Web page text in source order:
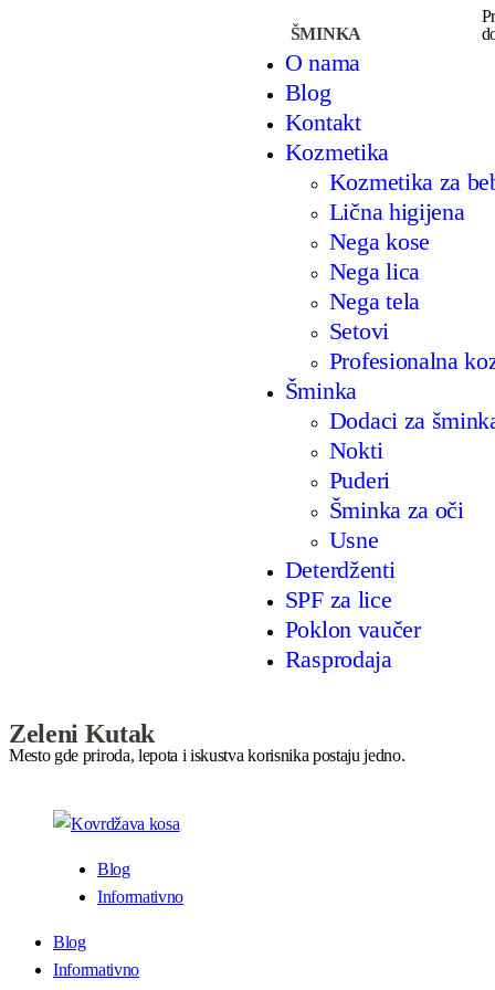
ŠMINKA
O nama
Blog
Kontakt
Kozmetika
Kozmetika za
Lična higijena
Nega kose
Nega lica
Nega tela
Setovi
Profesionalna
Šminka
Dodaci za
Nokti
Puderi
Šminka za oči
Usne
Deterdženti
SPF za lice
Poklon vaučer
Rasprodaja
Zeleni Kutak
Mesto gde priroda, lepota i iskustva korisnika postaju jedno.
Blog
Informativno
Blog
Informativno